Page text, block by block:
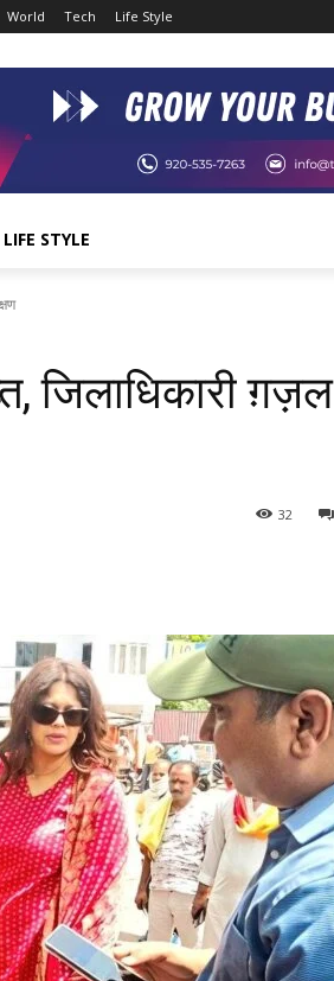
World Tech Life Style
LIFE STYLE
जिलाधिकारी ग़ज़ल
32